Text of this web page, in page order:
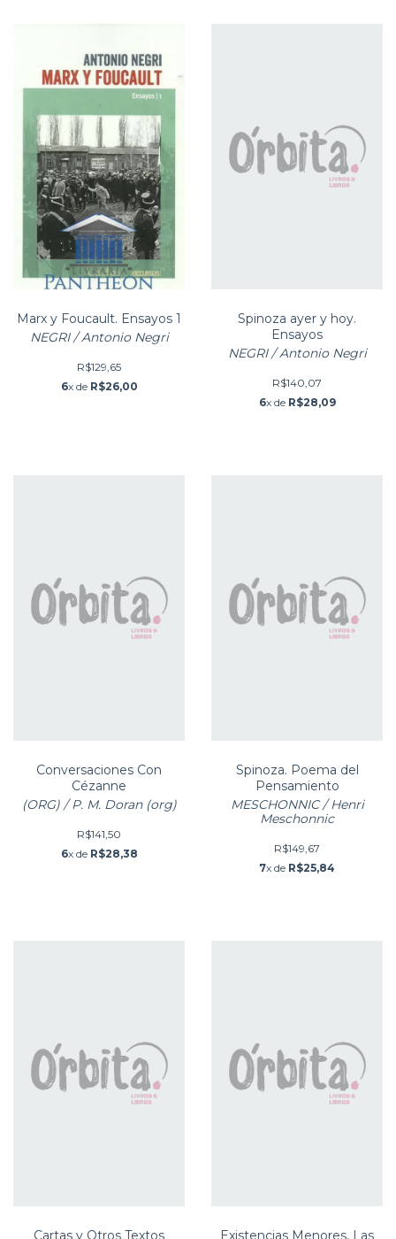
Marx y Foucault. Ensayos 1
NEGRI / Antonio Negri
R$129,65
6x de R$26,00
Spinoza ayer y hoy.
Ensayos
NEGRI / Antonio Negri
R$140,07
6x de R$28,09
Conversaciones Con
Cézanne
(ORG) / P. M. Doran (org)
R$141,50
6x de R$28,38
Spinoza. Poema del
Pensamiento
MESCHONNIC / Henri
Meschonnic
R$149,67
7x de R$25,84
Cartas y Otros Textos Existencias Menores, Las